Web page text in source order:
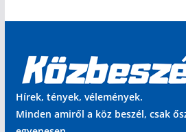
Hírek, tények, vélemények.
Minden amiről a köz beszél, csak